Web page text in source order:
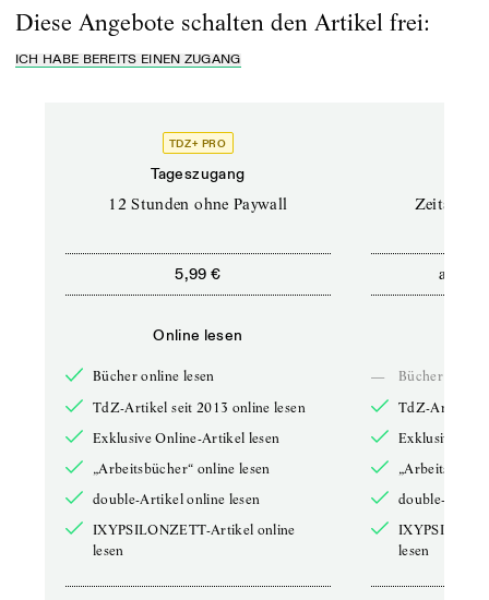
Diese Angebote schalten den Artikel frei:
ICH HABE BEREITS EINEN ZUGANG
TDZ+ PRO
Tageszugang
12 Stunden ohne Paywall
5,99 €
Online lesen
Bücher online lesen
TdZ-Artikel seit 2013 online lesen
Exklusive Online-Artikel lesen
„Arbeitsbücher“ online lesen
double-Artikel online lesen
IXYPSILONZETT-Artikel online
lesen
ab
—
Bücher online
TdZ-Artikel
Exklusive
double-
lesen